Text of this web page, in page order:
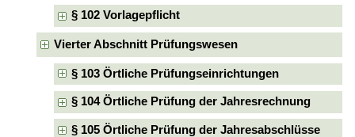
§ 102 Vorlagepflicht
Vierter Abschnitt Prüfungswesen
§ 103 Örtliche Prüfungseinrichtungen
§ 104 Örtliche Prüfung der Jahresrechnung
§ 105 Örtliche Prüfung der Jahresabschlüsse